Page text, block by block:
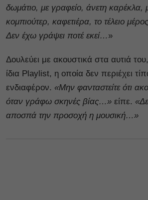
δωμάτιο, με γραφείο, άνετη καρέκλα,
κομπιούτερ, καφετιέρα, το τέλειο
Δεν έχω γράψει ποτέ εκεί… »
Δουλεύει με ακουστικά στα αυτιά
ίδια Playlist, η οποία δεν περιέχει
ενδιαφέρον. «Μην φανταστείτε ότι
όταν γράφω σκηνές βίας…» είπε.
αποσπά την προσοχή η μουσική…»